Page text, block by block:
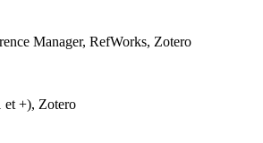
Manager, RefWorks, Zotero
et +), Zotero